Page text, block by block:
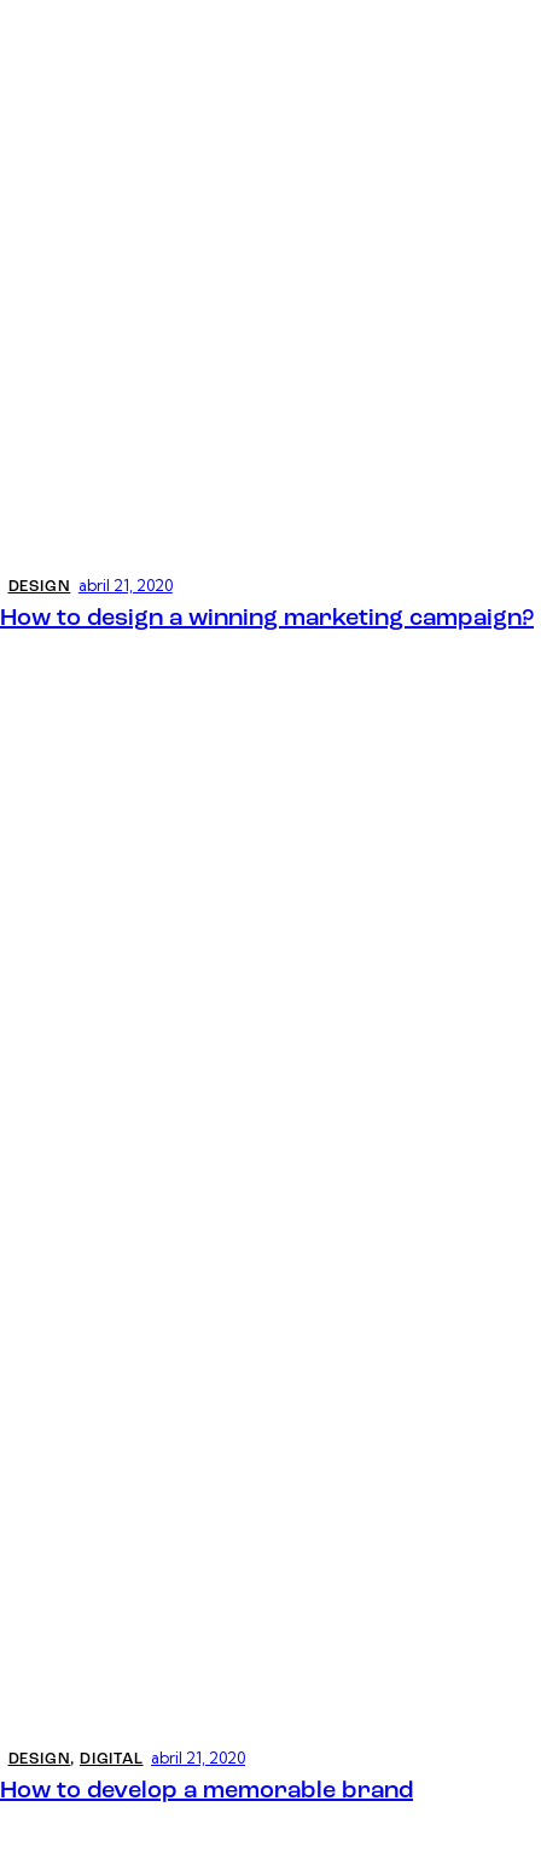
DESIGN abril 21, 2020
How to design a winning marketing campaign?
DESIGN , DIGITAL abril 21, 2020
How to develop a memorable brand